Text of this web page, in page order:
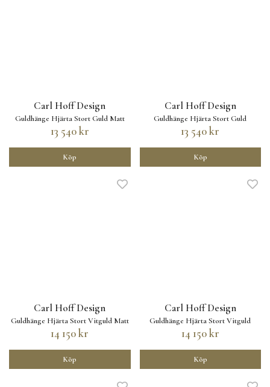
Carl Hoff Design
Guldhänge Hjärta Stort Guld Matt
13 540 kr
Köp
Carl Hoff Design
Guldhänge Hjärta Stort Guld
13 540 kr
Köp
Carl Hoff Design
Guldhänge Hjärta Stort Vitguld Matt
14 150 kr
Köp
Carl Hoff Design
Guldhänge Hjärta Stort Vitguld
14 150 kr
Köp